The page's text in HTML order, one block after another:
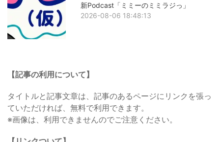
新Podcast「ミミーのミミラジっ」
2026-08-06 18:48:13
【記事の利用について】
タイトルと記事文章は、記事のあるページにリンクを張っ
ていただければ、無料で利用できます。
※画像は、利用できませんのでご注意ください。